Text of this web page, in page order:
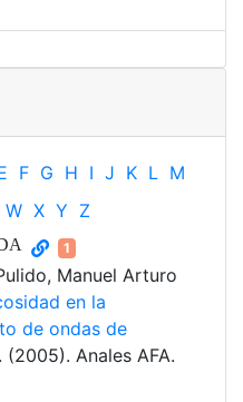
F G H I J K L M
W X Y Z
1
Manuel Arturo
en la
de ondas de
(2005). Anales AFA.